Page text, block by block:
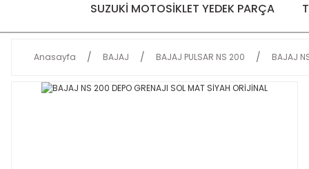
SUZUKİ MOTOSİKLET YEDEK PARÇA
Anasayfa BAJAJ BAJAJ PULSAR NS 200 BAJAJ